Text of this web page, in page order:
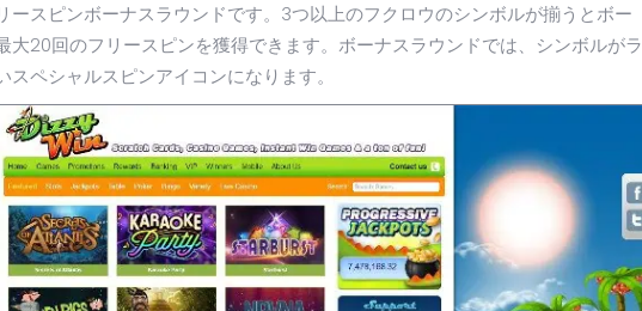
ースピンボーナスラウンドです。3つ以上のフクロウのシンボルが揃うとボー
大20回のフリースピンを獲得できます。ボーナスラウンドでは、シンボルがラ
ペシャルスピンアイコンになります。